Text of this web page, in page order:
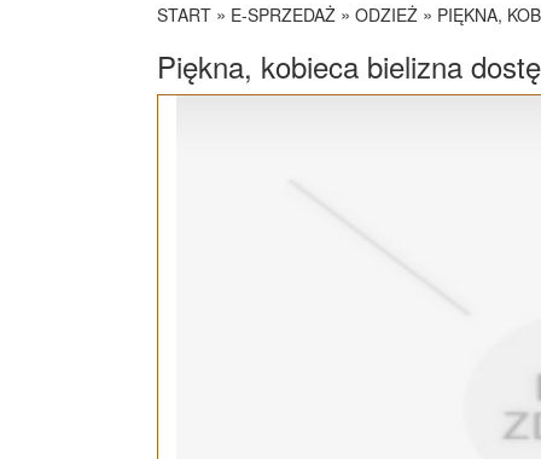
START » E-SPRZEDAŻ » ODZIEŻ » PIĘKNA,
Piękna, kobieca bielizna